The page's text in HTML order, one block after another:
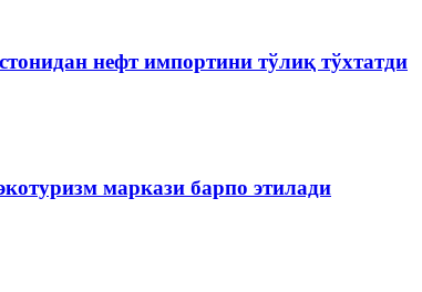
нефт импортини тўлиқ тўхтатди
маркази барпо этилади